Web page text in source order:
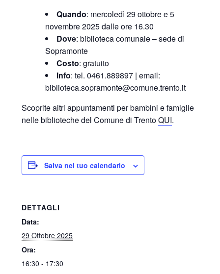
Quando: mercoledì 29 ottobre e 5
novembre 2025 dalle ore 16.30
Dove: biblioteca comunale – sede di
Sopramonte
Costo: gratuito
Info: tel. 0461.889897 | email:
biblioteca.sopramonte@comune.trento.it
Scoprite altri appuntamenti per bambini e famiglie
nelle biblioteche del Comune di TrentoQUI.
Salva nel tuo calendario
DETTAGLI
Data:
29 Ottobre 2025
Ora:
16:30 - 17:30